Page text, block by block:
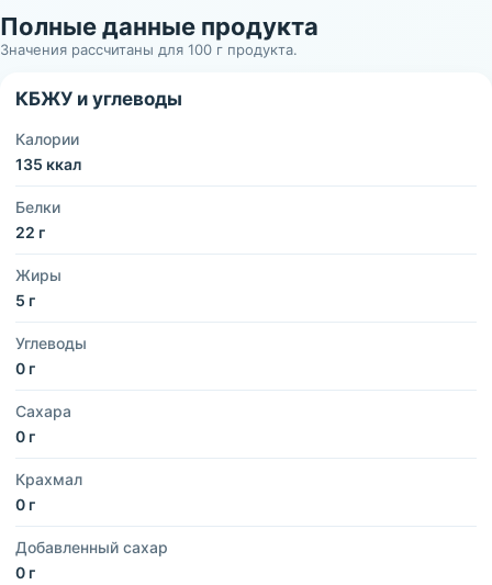
Полные данные продукта
Значения рассчитаны для 100 г продукта.
КБЖУ и углеводы
Калории
135 ккал
Белки
22 г
Жиры
5 г
Углеводы
0 г
Сахара
0 г
Крахмал
0 г
Добавленный сахар
0 г